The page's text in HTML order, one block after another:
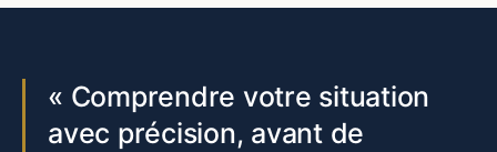
« Comprendre votre situation
avec précision, avant de